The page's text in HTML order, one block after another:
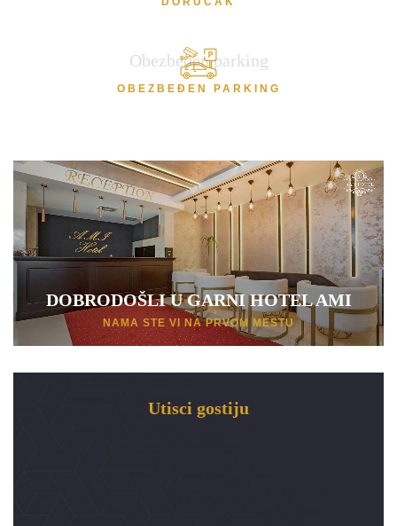
ležajem ili sa dva zasebna ležaja.
Obezbeđen parking
OBEZBEĐEN PARKING
DOBRODOŠLI U GARNI HOTEL AMI
NAMA STE VI NA PRVOM MESTU
Utisci gostiju